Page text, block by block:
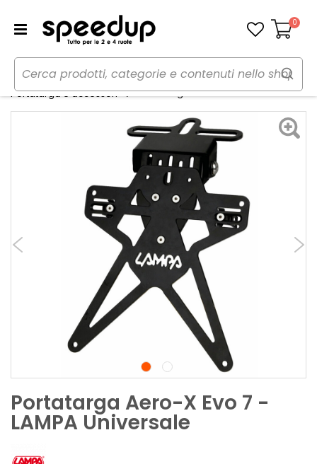
Carrello
0
Home Moto
Estetica e protezioni moto
Portatarga e accessori
Portatarga Aero-X Evo 7 - LAMPA
Portatarga Aero-X Evo 7 -
LAMPA Universale